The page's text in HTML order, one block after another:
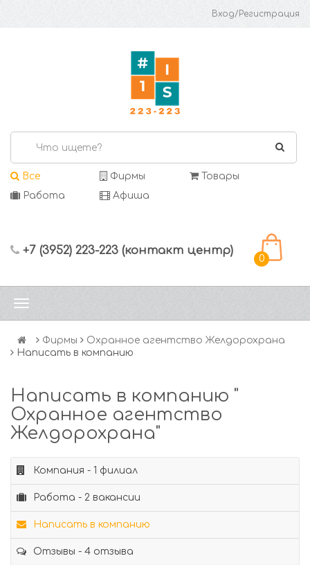
Вход/Регистрация
Все Фирмы
Товары
Работа
Афиша
+7 (3952) 223-223 (контакт центр)
0
Фирмы
Охранное агентство Желдорохрана
Написать в компанию
Написать в компанию "
Охранное агентство
Желдорохрана"
Компания - 1 филиал
Работа - 2 вакансии
Написать в компанию
Отзывы - 4 отзыва